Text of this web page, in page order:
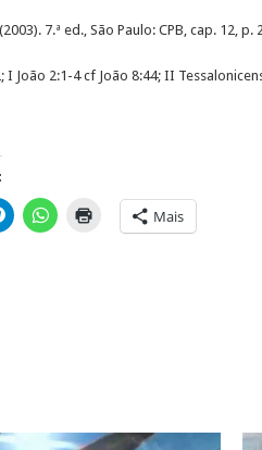
7.ª ed., São Paulo: CPB, cap. 12, p.
I João 2:1-4 cf João 8:44; II
Mais